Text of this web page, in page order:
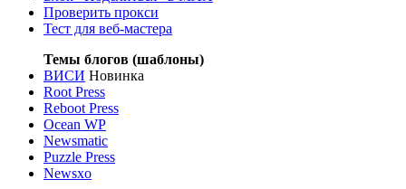
Проверить прокси
Тест для веб-мастера
Темы блогов (шаблоны)
ВИСИ Новинка
Root Press
Reboot Press
Ocean WP
Newsmatic
Puzzle Press
Newsxo